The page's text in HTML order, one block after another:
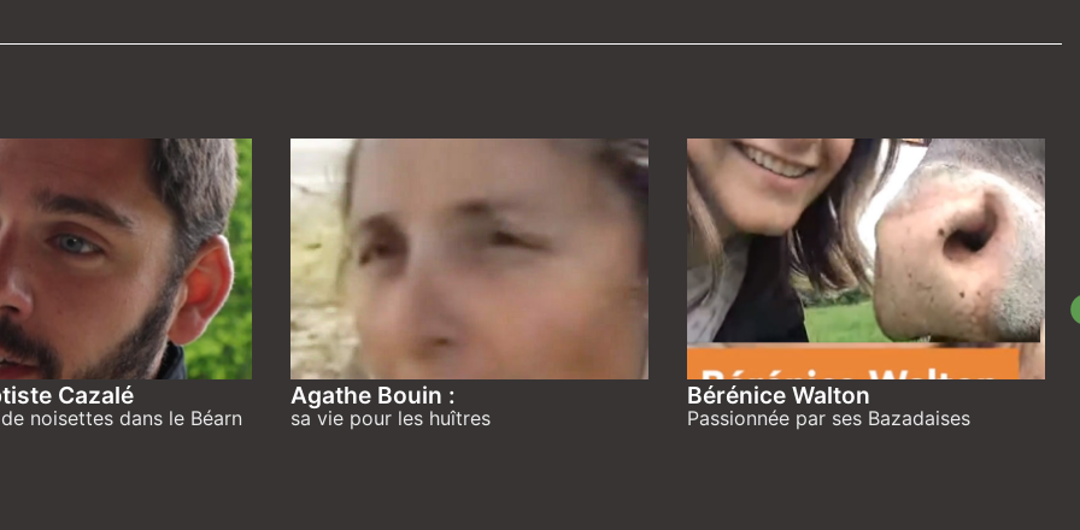
Cazalé
noisettes dans le Béarn
Agathe Bouin :
sa vie pour les huîtres
Bérénice Walton
Passionnée par ses Bazadaises